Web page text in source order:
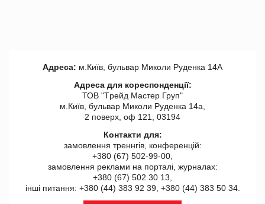
Адреса: м.Київ, бульвар Миколи Руденка 14А
Адреса для кореспонденції:
ТОВ "Tрейд Мастер Груп"
м.Київ, бульвар Миколи Руденка 14а,
2 поверх, оф 121, 03194
Контакти для:
замовлення треннгів, конференцій:
+380 (67) 502-99-00,
замовлення реклами на порталі, журналах:
+380 (67) 502 30 13,
інші питання: +380 (44) 383 92 39, +380 (44) 383 50 34.